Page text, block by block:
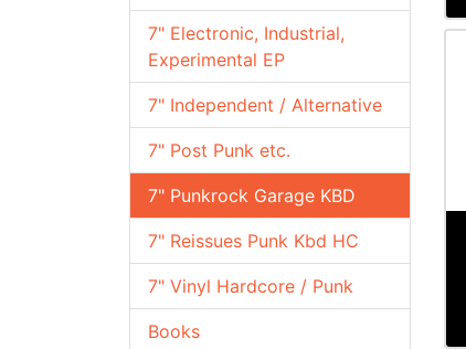
7" Electronic, Industrial,
Experimental EP
7" Independent / Alternative
7" Post Punk etc.
7" Punkrock Garage KBD
7" Reissues Punk Kbd HC
7" Vinyl Hardcore / Punk
Books